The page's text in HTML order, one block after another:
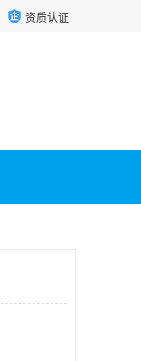
资质认证